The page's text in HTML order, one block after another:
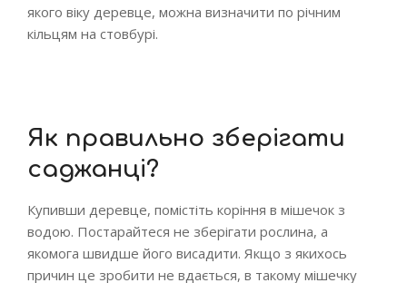
якого віку деревце, можна визначити по річним
кільцям на стовбурі.
Як правильно зберігати
саджанці?
Купивши деревце, помістіть коріння в мішечок з
водою. Постарайтеся не зберігати рослина, а
якомога швидше його висадити. Якщо з якихось
причин це зробити не вдається, в такому мішечку